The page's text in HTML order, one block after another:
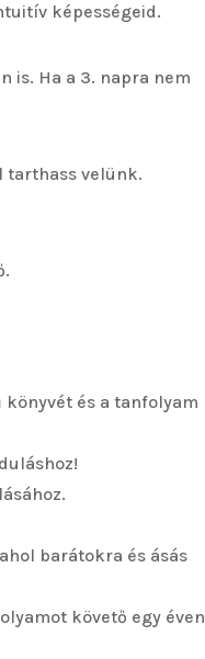
képességeid.
is. Ha a 3. napra nem
tarthass velünk.
és a tanfolyam
barátokra és ásás
követő egy éven